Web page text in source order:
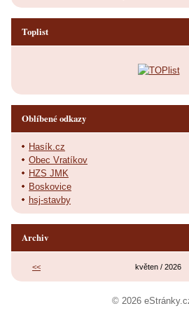
Toplist
Oblíbené odkazy
Hasík.cz
Obec Vratíkov
HZS JMK
Boskovice
hsj-stavby
Archiv
<< květen / 2026
© 2026